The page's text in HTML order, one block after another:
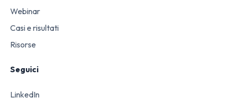
Webinar
Casi e risultati
Risorse
Seguici
LinkedIn